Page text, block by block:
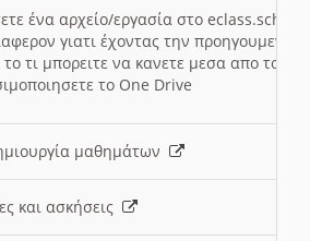
ένα αρχείο/εργασία στο eclass.sch.gr
γιατι έχοντας την
το τι μπορειτε να κανετε μεσα απο το
το One Drive
μαθημάτων
και ασκήσεις